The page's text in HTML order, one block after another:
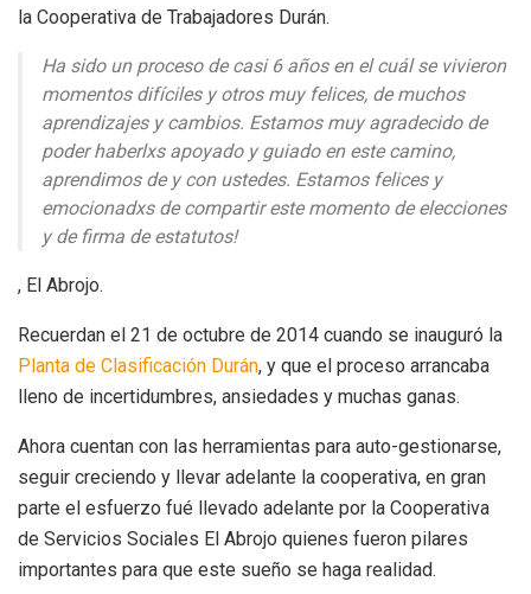
la Cooperativa de Trabajadores Durán.
Ha sido un proceso de casi 6 años en el cuál se vivieron
momentos difíciles y otros muy felices, de muchos
aprendizajes y cambios. Estamos muy agradecido de
poder haberlxs apoyado y guiado en este camino,
aprendimos de y con ustedes. Estamos felices y
emocionadxs de compartir este momento de elecciones
y de firma de estatutos!
, El Abrojo.
Recuerdan el 21 de octubre de 2014 cuando se inauguró la
Planta de Clasificación Durán, y que el proceso arrancaba
lleno de incertidumbres, ansiedades y muchas ganas.
Ahora cuentan con las herramientas para auto-gestionarse,
seguir creciendo y llevar adelante la cooperativa, en gran
parte el esfuerzo fué llevado adelante por la Cooperativa
de Servicios Sociales El Abrojo quienes fueron pilares
importantes para que este sueño se haga realidad.